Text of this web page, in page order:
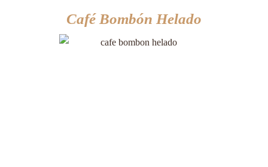
Café Bombón Helado